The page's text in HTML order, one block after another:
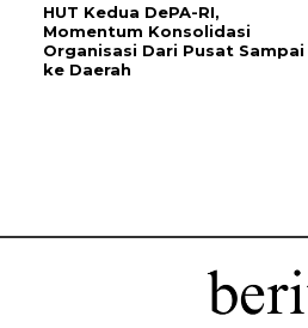
HUT Kedua DePA-RI,
Momentum Konsolidasi
Organisasi Dari Pusat Sampai
ke Daerah